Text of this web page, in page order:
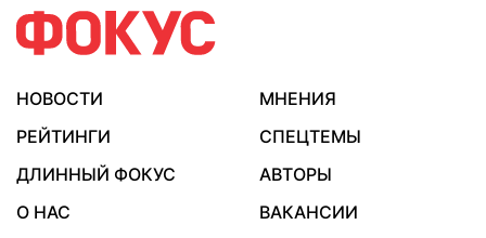
НОВОСТИ
МНЕНИЯ
РЕЙТИНГИ
СПЕЦТЕМЫ
ДЛИННЫЙ ФОКУС
АВТОРЫ
О НАС
ВАКАНСИИ